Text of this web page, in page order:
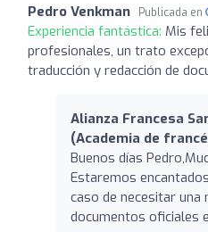
Pedro Venkman Publicada en
Experiencia fantástica: Mis
profesionales, un trato
traducción y redacción de
Alianza Francesa
(Academia de
Buenos días
Estaremos
caso de necesitar una
documentos oficiales